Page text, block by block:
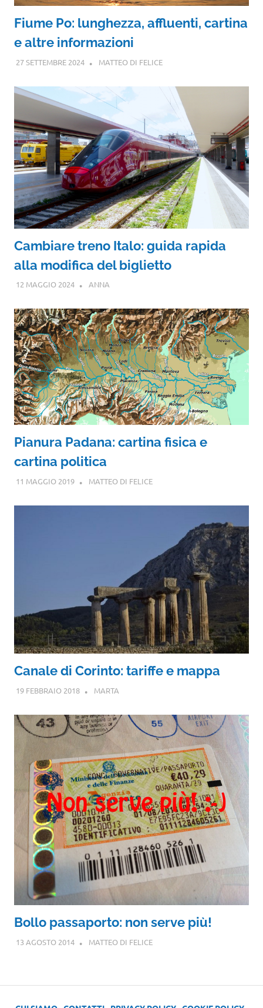
Fiume Po: lunghezza, affluenti, cartina
e altre informazioni
27 SETTEMBRE 2024 MATTEO DI FELICE
Cambiare treno Italo: guida rapida
alla modifica del biglietto
12 MAGGIO 2024 ANNA
Pianura Padana: cartina fisica e
cartina politica
11 MAGGIO 2019 MATTEO DI FELICE
Canale di Corinto: tariffe e mappa
19 FEBBRAIO 2018 MARTA
Bollo passaporto: non serve più!
13 AGOSTO 2014 MATTEO DI FELICE